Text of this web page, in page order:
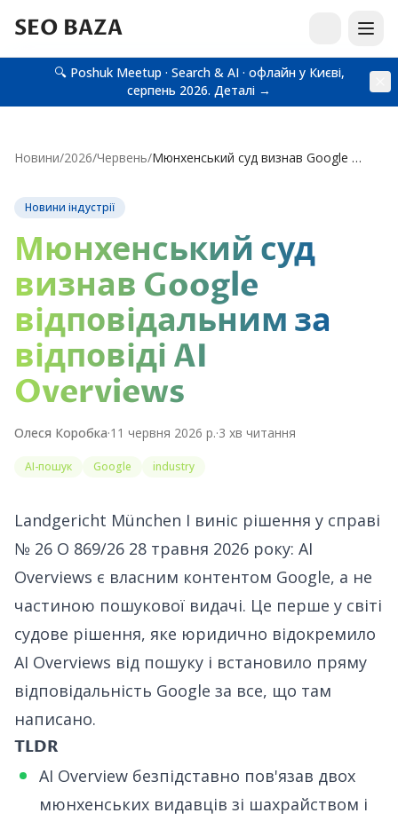
SEO BAZA
🔍 Poshuk Meetup · Search & AI · офлайн у Києві,
серпень 2026. Деталі →
Новини/2026/Червень/ Мюнхенський суд визнав Google відповідальним за відповіді AI Overviews
Новини індустрії
Мюнхенський суд
визнав Google
відповідальним за
відповіді AI
Overviews
Олеся Коробка·11 червня 2026 р.·3 хв читання
AI-пошук Google industry
Landgericht München I виніс рішення у справі
№ 26 O 869/26 28 травня 2026 року: AI
Overviews є власним контентом Google, а не
частиною пошукової видачі. Це перше у світі
судове рішення, яке юридично відокремило
AI Overviews від пошуку і встановило пряму
відповідальність Google за все, що там
написано.
TLDR
AI Overview безпідставно пов'язав двох
мюнхенських видавців зі шахрайством і